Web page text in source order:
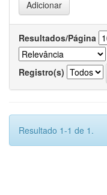
Resultados/Página
Registro(s)
Resultado 1-1 de 1.